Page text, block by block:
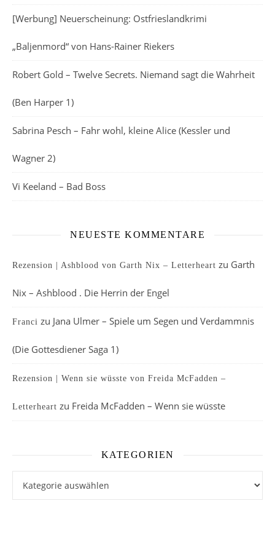
[Werbung] Neuerscheinung: Ostfrieslandkrimi
„Baljenmord“ von Hans-Rainer Riekers
Robert Gold – Twelve Secrets. Niemand sagt die Wahrheit
(Ben Harper 1)
Sabrina Pesch – Fahr wohl, kleine Alice (Kessler und
Wagner 2)
Vi Keeland – Bad Boss
NEUESTE KOMMENTARE
Rezension | Ashblood von Garth Nix – Letterheart zu Garth
Nix – Ashblood . Die Herrin der Engel
Franci zu Jana Ulmer – Spiele um Segen und Verdammnis
(Die Gottesdiener Saga 1)
Rezension | Wenn sie wüsste von Freida McFadden –
Letterheart zu Freida McFadden – Wenn sie wüsste
KATEGORIEN